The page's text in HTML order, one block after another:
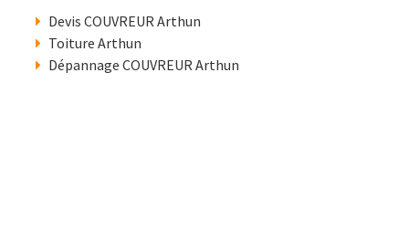
Devis COUVREUR Arthun
Toiture Arthun
Dépannage COUVREUR Arthun